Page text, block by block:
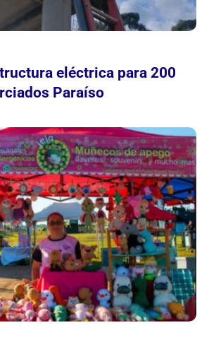
eléctrica para 200
Paraíso